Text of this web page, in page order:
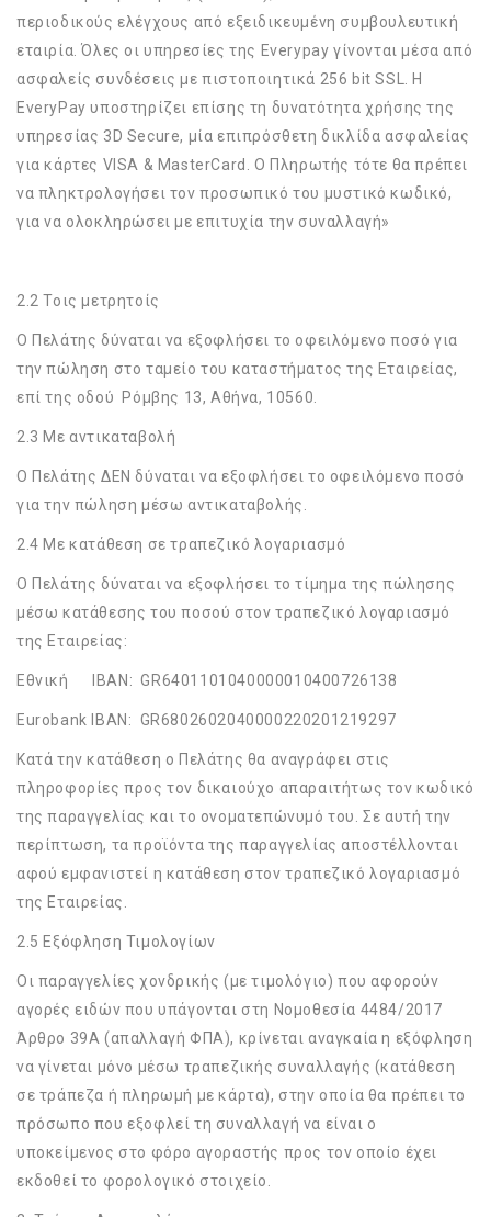
περιοδικούς ελέγχους από εξειδικευμένη συμβουλευτική
εταιρία. Όλες οι υπηρεσίες της Everypay γίνονται μέσα από
ασφαλείς συνδέσεις με πιστοποιητικά 256 bit SSL. Η
EveryPay υποστηρίζει επίσης τη δυνατότητα χρήσης της
υπηρεσίας 3D Secure, μία επιπρόσθετη δικλίδα ασφαλείας
για κάρτες VISA & MasterCard. Ο Πληρωτής τότε θα πρέπει
να πληκτρολογήσει τον προσωπικό του μυστικό κωδικό,
για να ολοκληρώσει με επιτυχία την συναλλαγή»
2.2 Τοις μετρητοίς
Ο Πελάτης δύναται να εξοφλήσει το οφειλόμενο ποσό για
την πώληση στο ταμείο του καταστήματος της Εταιρείας,
επί της οδού Ρόμβης 13, Αθήνα, 10560.
2.3 Με αντικαταβολή
Ο Πελάτης ΔΕΝ δύναται να εξοφλήσει το οφειλόμενο ποσό
για την πώληση μέσω αντικαταβολής.
2.4 Με κατάθεση σε τραπεζικό λογαριασμό
Ο Πελάτης δύναται να εξοφλήσει το τίμημα της πώλησης
μέσω κατάθεσης του ποσού στον τραπεζικό λογαριασμό
της Εταιρείας:
Εθνική IBAN: GR6401101040000010400726138
Eurobank IBAN: GR6802602040000220201219297
Κατά την κατάθεση ο Πελάτης θα αναγράφει στις
πληροφορίες προς τον δικαιούχο απαραιτήτως τον κωδικό
της παραγγελίας και το ονοματεπώνυμό του. Σε αυτή την
περίπτωση, τα προϊόντα της παραγγελίας αποστέλλονται
αφού εμφανιστεί η κατάθεση στον τραπεζικό λογαριασμό
της Εταιρείας.
2.5 Εξόφληση Τιμολογίων
Οι παραγγελίες χονδρικής (με τιμολόγιο) που αφορούν
αγορές ειδών που υπάγονται στη Νομοθεσία 4484/2017
Άρθρο 39Α (απαλλαγή ΦΠΑ), κρίνεται αναγκαία η εξόφληση
να γίνεται μόνο μέσω τραπεζικής συναλλαγής (κατάθεση
σε τράπεζα ή πληρωμή με κάρτα), στην οποία θα πρέπει το
πρόσωπο που εξοφλεί τη συναλλαγή να είναι ο
υποκείμενος στο φόρο αγοραστής προς τον οποίο έχει
εκδοθεί το φορολογικό στοιχείο.